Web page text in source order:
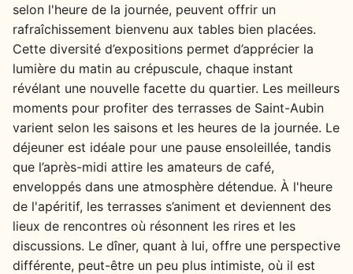
selon l'heure de la journée, peuvent offrir un
rafraîchissement bienvenu aux tables bien placées.
Cette diversité d’expositions permet d’apprécier la
lumière du matin au crépuscule, chaque instant
révélant une nouvelle facette du quartier. Les meilleurs
moments pour profiter des terrasses de Saint-Aubin
varient selon les saisons et les heures de la journée. Le
déjeuner est idéale pour une pause ensoleillée, tandis
que l’après-midi attire les amateurs de café,
enveloppés dans une atmosphère détendue. À l'heure
de l'apéritif, les terrasses s’animent et deviennent des
lieux de rencontres où résonnent les rires et les
discussions. Le dîner, quant à lui, offre une perspective
différente, peut-être un peu plus intimiste, où il est